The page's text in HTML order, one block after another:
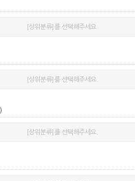
[상위분류]를 선택해주세요.
[상위분류]를 선택해주세요.
[상위분류]를 선택해주세요.